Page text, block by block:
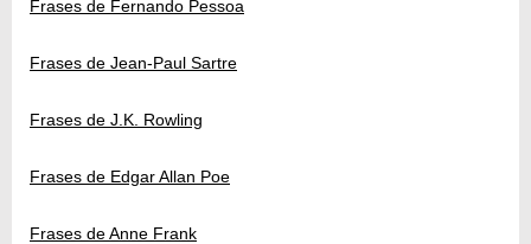
Frases de Fernando Pessoa
Frases de Jean-Paul Sartre
Frases de J.K. Rowling
Frases de Edgar Allan Poe
Frases de Anne Frank